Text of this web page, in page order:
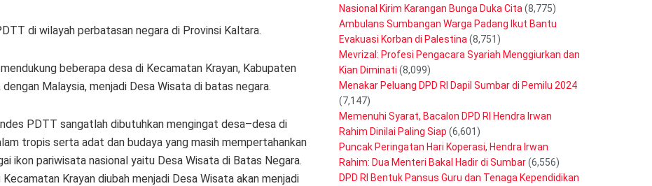
di wilayah perbatasan negara di Provinsi Kaltara.
beberapa desa di Kecamatan Krayan, Kabupaten
Malaysia, menjadi Desa Wisata di batas negara.
PDTT sangatlah dibutuhkan mengingat desa–desa di
tropis serta adat dan budaya yang masih mempertahankan
ikon pariwisata nasional yaitu Desa Wisata di Batas Negara.
Krayan diubah menjadi Desa Wisata akan menjadi
Nasional Kirim Karangan Bunga Duka Cita (8,775)
Ambulans Sumbangan Warga Padang Ikut Bantu
Evakuasi Korban di Palestina (8,751)
Mevrizal: Profesi Pengacara Syariah Menggiurkan dan
Kian Diminati (8,099)
Menakar Peluang DPD RI Dapil Sumbar di Pemilu 2024
(7,147)
Memenuhi Syarat, Bacalon DPD RI Hendra Irwan
Rahim Dinilai Paling Siap (6,601)
Puncak Peringatan Hari Koperasi, Hendra Irwan
Rahim: Dua Menteri Bakal Hadir di Sumbar(6,556)
DPD RI Bentuk Pansus Guru dan Tenaga Kependidikan